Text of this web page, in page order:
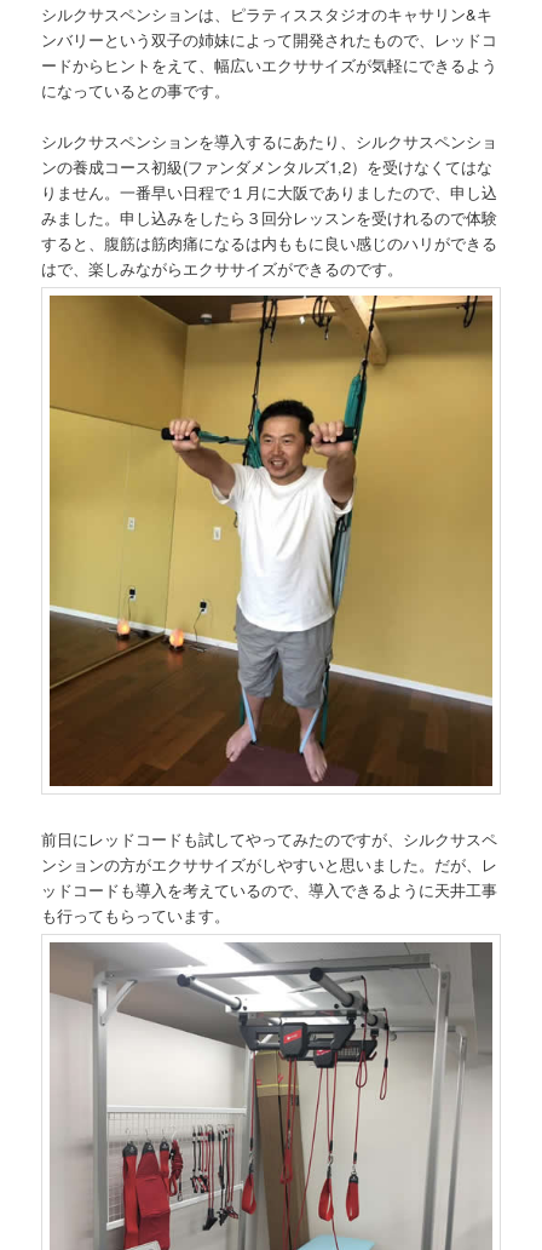
シルクサスペンションは、ピラティススタジオのキャサリン&キ
ンバリーという双子の姉妹によって開発されたもので、レッドコ
ードからヒントをえて、幅広いエクササイズが気軽にできるよう
になっているとの事です。
シルクサスペンションを導入するにあたり、シルクサスペンショ
ンの養成コース初級(ファンダメンタルズ1,2）を受けなくてはな
りません。一番早い日程で１月に大阪でありましたので、申し込
みました。申し込みをしたら３回分レッスンを受けれるので体験
すると、腹筋は筋肉痛になるは内ももに良い感じのハリができる
はで、楽しみながらエクササイズができるのです。
前日にレッドコードも試してやってみたのですが、シルクサスペ
ンションの方がエクササイズがしやすいと思いました。だが、レ
ッドコードも導入を考えているので、導入できるように天井工事
も行ってもらっています。